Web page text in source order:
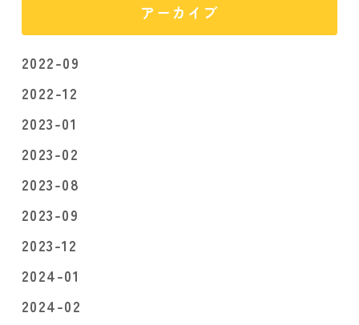
アーカイブ
2022-09
2022-12
2023-01
2023-02
2023-08
2023-09
2023-12
2024-01
2024-02